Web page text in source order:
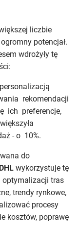
liczbie
potencjał.
wdrożyły tę
rekomendacji
ich preferencje,
- o 10%.
do
DHL wykorzystuje tę
optymalizacji tras
trendy rynkowe,
procesy
kosztów, poprawę